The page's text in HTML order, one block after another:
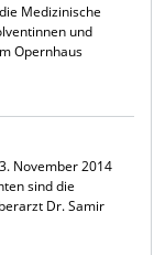
Medizinische
und
Opernhaus
November 2014
sind die
Dr. Samir